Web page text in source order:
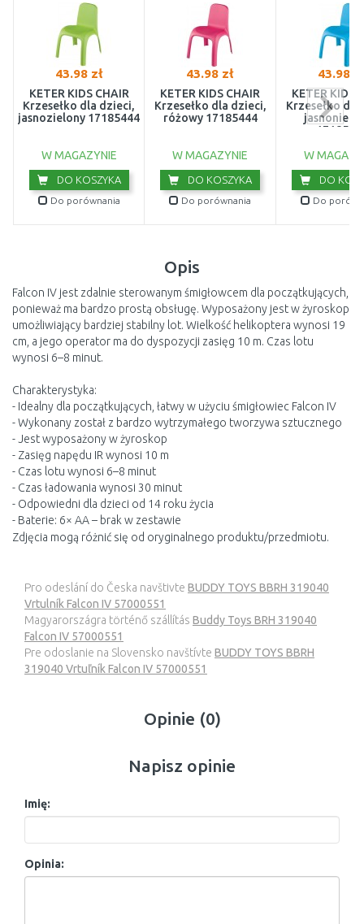
43.98 zł
KETER KIDS CHAIR
Krzesełko dla dzieci,
jasnozielony 17185444
W MAGAZYNIE
DO KOSZYKA
Do porównania
43.98 zł
KETER KIDS CHAIR
Krzesełko dla dzieci,
różowy 17185444
W MAGAZYNIE
DO KOSZYKA
Do porównania
43.98
KETER KIDS
Krzesełko dla
W
DO
Do
Opis
Falcon IV jest zdalnie sterowanym śmigłowcem dla początkujących,
ponieważ ma bardzo prostą obsługę. Wyposażony jest w żyroskop
umożliwiający bardziej stabilny lot. Wielkość helikoptera wynosi 19
cm, a jego operator ma do dyspozycji zasięg 10 m. Czas lotu
wynosi 6–8 minut.
Charakterystyka:
- Idealny dla początkujących, łatwy w użyciu śmigłowiec Falcon IV
- Wykonany został z bardzo wytrzymałego tworzywa sztucznego
- Jest wyposażony w żyroskop
- Zasięg napędu IR wynosi 10 m
- Czas lotu wynosi 6–8 minut
- Czas ładowania wynosi 30 minut
- Odpowiedni dla dzieci od 14 roku życia
- Baterie: 6× AA – brak w zestawie
Zdjęcia mogą różnić się od oryginalnego produktu/przedmiotu.
Pro odeslání do Česka navštivte BUDDY TOYS BBRH 319040
Vrtulník Falcon IV 57000551
Magyarországra történő szállítás Buddy Toys BRH 319040
Falcon IV 57000551
Pre odoslanie na Slovensko navštívte BUDDY TOYS BBRH
319040 Vrtuľník Falcon IV 57000551
Opinie (0)
Napisz opinie
Imię:
Opinia: